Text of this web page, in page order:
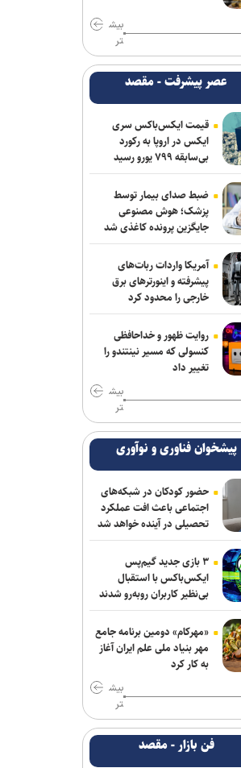
بیش
تر
عصر پیشرفت - مقصد
قیمت ایکس‌باکس سری
ایکس در اروپا به رکورد
بی‌سابقه ۷۹۹ یورو رسید
ضبط صدای بیمار توسط
پزشک؛ هوش مصنوعی
جایگزین پرونده کاغذی شد
آمریکا واردات ربات‌های
پیشرفته و اینورترهای برق
خارجی را محدود کرد
روایت ظهور و خداحافظی
کنسولی که مسیر نینتندو را
تغییر داد
بیش
تر
پیشخوان فناوری و نوآوری
حضور کودکان در شبکه‌های
اجتماعی باعث افت عملکرد
تحصیلی در آینده خواهد شد
۳ بازی جدید گیم‌پس
ایکس‌باکس با استقبال
بی‌نظیر کاربران روبه‌رو شدند
«مهرکام» دومین برنامه جامع
مهر بنیاد ملی علم ایران آغاز
به کار کرد
بیش
تر
فن بازار - مقصد